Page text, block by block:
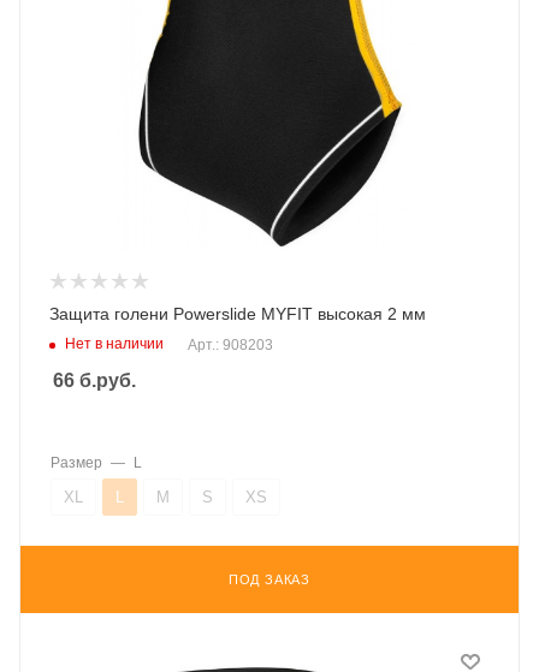
Защита голени Powerslide MYFIT высокая 2 мм
Нет в наличии Арт.: 908203
66 б.руб.
ПОД ЗАКАЗ
Размер — L
XL L M S XS